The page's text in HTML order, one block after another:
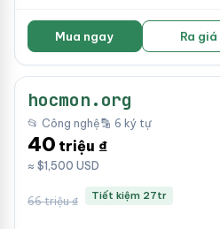
Mua ngay Ra giá
hocmon.org
📂 Công nghệ🔡 6 ký tự
40 triệu ₫
≈ $1,500 USD
66 triệu ₫ Tiết kiệm 27tr